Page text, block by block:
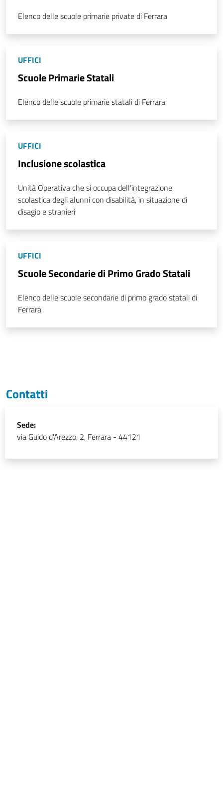
Elenco delle scuole primarie private di Ferrara
UFFICI
Scuole Primarie Statali
Elenco delle scuole primarie statali di Ferrara
UFFICI
Inclusione scolastica
Unità Operativa che si occupa dell'integrazione
scolastica degli alunni con disabilità, in situazione di
disagio e stranieri
UFFICI
Scuole Secondarie di Primo Grado Statali
Elenco delle scuole secondarie di primo grado statali di
Ferrara
Contatti
Sede:
via Guido d'Arezzo, 2, Ferrara - 44121